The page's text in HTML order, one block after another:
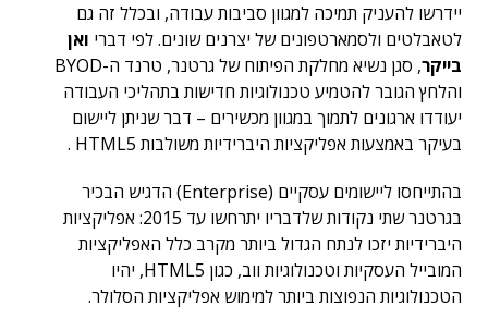
יידרשו להעניק תמיכה למגוון סביבות עבודה, ובכלל זה גם
לטאבלטים ולסמארטפונים של יצרנים שונים. לפי דברי ואן
בייקר
, סגן נשיא מחלקת הפיתוח של גרטנר, טרנד ה-BYOD
והלחץ הגובר להטמיע טכנולוגיות חדישות בתהליכי העבודה
יעודדו ארגונים לתמוך במגוון מכשירים – דבר שניתן ליישום
בעיקר באמצעות אפליקציות היברידיות משולבות HTML5 .
בהתייחסו ליישומים עסקיים (Enterprise) הדגיש הבכיר
בגרטנר שתי נקודות שלדבריו יתרחשו עד 2015: אפליקציות
היברידיות יזכו לנתח הגדול ביותר מקרב כלל האפליקציות
המובייל העסקיות וטכנולוגיות ווב, כגון HTML5, יהיו
הטכנולוגיות הנפוצות ביותר למימוש אפליקציות הסלולר.